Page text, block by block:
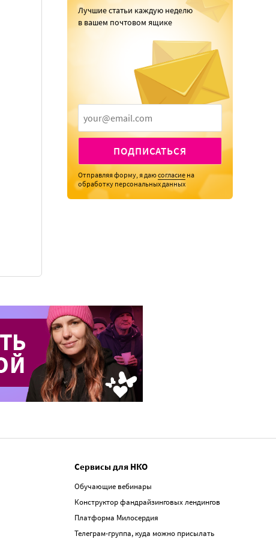
Лучшие статьи каждую неделю
в вашем почтовом ящике
ПОДПИСАТЬСЯ
Отправляя форму, я даюсогласие на
обработку персональных данных
Сервисы для НКО
Обучающие вебинары
Конструктор фандрайзинговых лендингов
Платформа Милосердия
Телеграм-группа, куда можно присылать